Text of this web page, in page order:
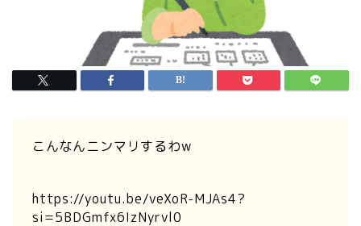
こんなんニンマリするわw
https://youtu.be/veXoR-MJAs4?
si=5BDGmfx6IzNyrvl0